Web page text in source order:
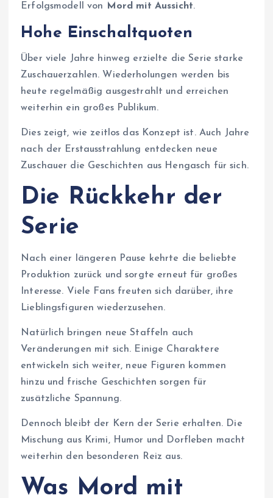
Erfolgsmodell von
Mord mit Aussicht.
Hohe Einschaltquoten
Über viele Jahre hinweg erzielte die Serie starke
Zuschauerzahlen. Wiederholungen werden bis
heute regelmäßig ausgestrahlt und erreichen
weiterhin ein großes Publikum.
Dies zeigt, wie zeitlos das Konzept ist. Auch Jahre
nach der Erstausstrahlung entdecken neue
Zuschauer die Geschichten aus Hengasch für sich.
Die Rückkehr der
Serie
Nach einer längeren Pause kehrte die beliebte
Produktion zurück und sorgte erneut für großes
Interesse. Viele Fans freuten sich darüber, ihre
Lieblingsfiguren wiederzusehen.
Natürlich bringen neue Staffeln auch
Veränderungen mit sich. Einige Charaktere
entwickeln sich weiter, neue Figuren kommen
hinzu und frische Geschichten sorgen für
zusätzliche Spannung.
Dennoch bleibt der Kern der Serie erhalten. Die
Mischung aus Krimi, Humor und Dorfleben macht
weiterhin den besonderen Reiz aus.
Was Mord mit